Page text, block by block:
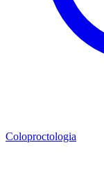
Coloproctologia